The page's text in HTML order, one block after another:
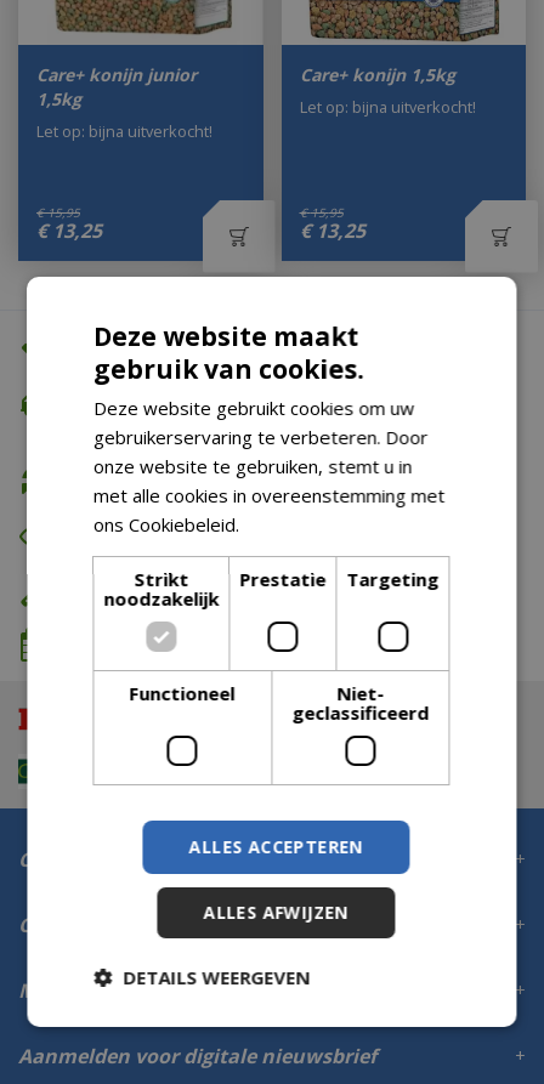
Care+ konijn junior
1,5kg
€ 15,95
€ 13,25
Let op: bijna uitverkocht!
Care+ konijn 1,5kg
€ 15,95
€ 13,25
Let op: bijna uitverkocht!
Altijd de beste prijs
Gratis verzending
vanaf €74,99
Gratis retour
Eerst zien dan betalen
Eigen bezorg- & installatieservice
We komen wanneer het jou uitkomt
Contact
Openingstijden
Meer informatie
Aanmelden voor digitale nieuwsbrief
Deze website maakt
gebruik van cookies.
Deze website gebruikt cookies om uw
gebruikerservaring te verbeteren. Door
onze website te gebruiken, stemt u in
met alle cookies in overeenstemming met
ons Cookiebeleid.
Strikt
noodzakelijk
Prestatie Targeting
Functioneel
Niet-
geclassificeerd
ALLES ACCEPTEREN
ALLES AFWIJZEN
DETAILS WEERGEVEN